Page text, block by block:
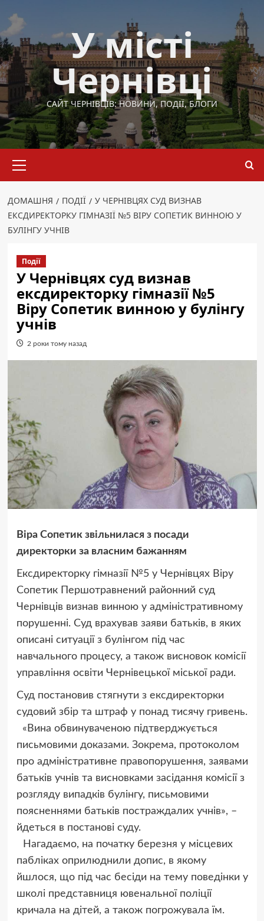
до
вмісту
У місті
Чернівці
САЙТ ЧЕРНІВЦІВ: НОВИНИ, ПОДІЇ, БЛОГИ
меню
ДОМАШНЯ ПОДІЇ
У ЧЕРНІВЦЯХ СУД ВИЗНАВ
ЕКСДИРЕКТОРКУ ГІМНАЗІЇ №5 ВІРУ СОПЕТИК ВИННОЮ У
БУЛІНГУ УЧНІВ
Події
У Чернівцях суд визнав
ексдиректорку гімназії №5
Віру Сопетик винною у булінгу
учнів
2 роки тому назад
Віра Сопетик звільнилася з посади
директорки за власним бажанням
Ексдиректорку гімназії №5 у Чернівцях Віру
Сопетик Першотравнений районний суд
Чернівців визнав винною у адміністративному
порушенні. Суд врахував заяви батьків, в яких
описані ситуації з булінгом під час
навчального процесу, а також висновок комісії
управління освіти Чернівецької міської ради.
Суд постановив стягнути з ексдиректорки
судовий збір та штраф у понад тисячу гривень.
«Вина обвинуваченою підтверджується
письмовими доказами. Зокрема, протоколом
про адміністративне правопорушення, заявами
батьків учнів та висновками засідання комісії з
розгляду випадків булінгу, письмовими
поясненнями батьків постраждалих учнів», –
йдеться в постанові суду.
Нагадаємо, на початку березня у місцевих
пабліках оприлюднили допис, в якому
йшлося, що під час бесіди на тему поведінки у
школі представниця ювенальної поліції
кричала на дітей, а також погрожувала їм.